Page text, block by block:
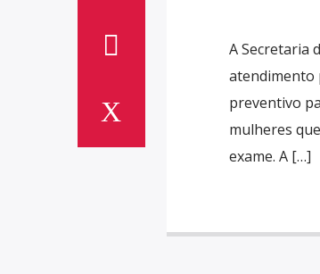
A Secretaria
atendimento
preventivo
mulheres
exame. A […]